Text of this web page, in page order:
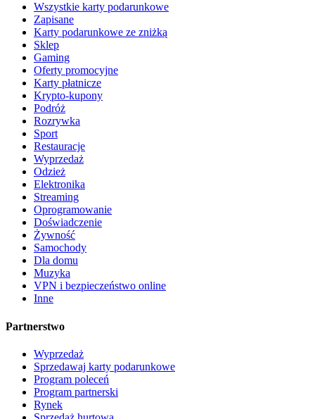
Wszystkie karty podarunkowe
Zapisane
Karty podarunkowe ze zniżką
Sklep
Gaming
Oferty promocyjne
Karty płatnicze
Krypto-kupony
Podróż
Rozrywka
Sport
Restauracje
Wyprzedaż
Odzież
Elektronika
Streaming
Oprogramowanie
Doświadczenie
Żywność
Samochody
Dla domu
Muzyka
VPN i bezpieczeństwo online
Inne
Partnerstwo
Wyprzedaż
Sprzedawaj karty podarunkowe
Program poleceń
Program partnerski
Rynek